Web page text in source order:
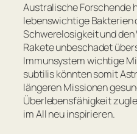
Australische Forschende
lebenswichtige Bakterien
Schwerelosigkeit und
Rakete unbeschadet
Immunsystem wichtige
subtilis könnten somit
längeren Missionen
Überlebensfähigkeit
im All neu inspirieren.